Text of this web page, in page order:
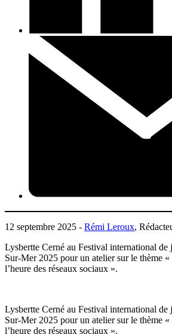
12 septembre 2025 - Rémi Leroux,
Lysbertte Cerné au Festival international
Sur-Mer 2025 pour un atelier sur le thème
l’heure des réseaux sociaux ».
Lysbertte Cerné au Festival international
Sur-Mer 2025 pour un atelier sur le thème
l’heure des réseaux sociaux ».